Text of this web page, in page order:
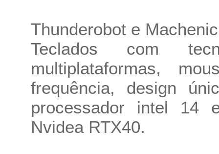
Thunderobot e
Teclados com
multiplataformas,
frequência, design
processador intel 14
Nvidea RTX40.